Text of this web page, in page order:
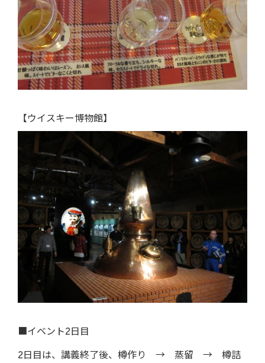
【ウイスキー博物館】
■イベント2日目
2日目は、講義終了後、樽作り → 蒸留 → 樽詰